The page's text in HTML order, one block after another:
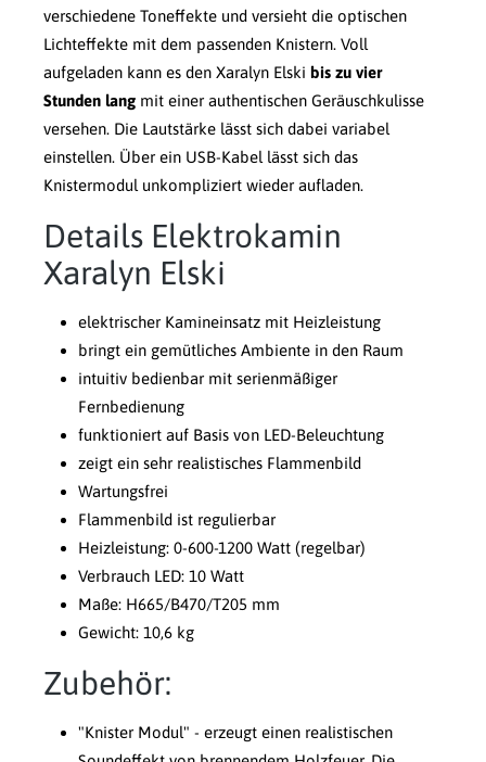
verschiedene Toneffekte und versieht die optischen
Lichteffekte mit dem passenden Knistern. Voll
aufgeladen kann es den Xaralyn Elski bis zu vier
Stunden lang mit einer authentischen Geräuschkulisse
versehen. Die Lautstärke lässt sich dabei variabel
einstellen. Über ein USB-Kabel lässt sich das
Knistermodul unkompliziert wieder aufladen.
Details Elektrokamin
Xaralyn Elski
elektrischer Kamineinsatz mit Heizleistung
bringt ein gemütliches Ambiente in den Raum
intuitiv bedienbar mit serienmäßiger
Fernbedienung
funktioniert auf Basis von LED-Beleuchtung
zeigt ein sehr realistisches Flammenbild
Wartungsfrei
Flammenbild ist regulierbar
Heizleistung: 0-600-1200 Watt (regelbar)
Verbrauch LED: 10 Watt
Maße: H665/B470/T205 mm
Gewicht: 10,6 kg
Zubehör:
"Knister Modul" - erzeugt einen realistischen